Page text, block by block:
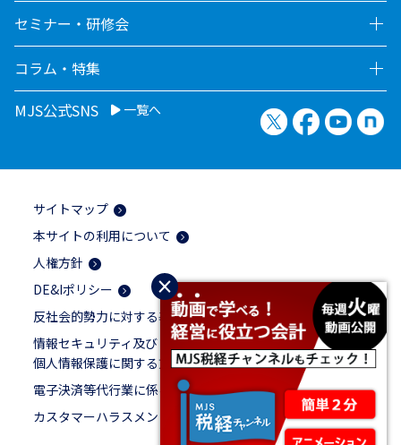
×
セミナー・研修会
コラム・特集
MJS公式SNS
一覧へ X（旧Twitter）
Facebook
サイトマップ
本サイトの利用について
人権方針
DE&Iポリシー
反社会的勢力に対する基本方針
情報セキュリティ及び
個人情報保護に関する方針
電子決済等代行業に係る表示
カスタマーハラスメントに対する基本方針